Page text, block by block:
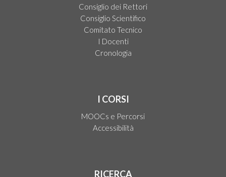
Consiglio dei Rettori
Consiglio Scientifico
Comitato Tecnico
I Docenti
Cronologia
I CORSI
MOOCs e Percorsi
Accessibilità
RICERCA